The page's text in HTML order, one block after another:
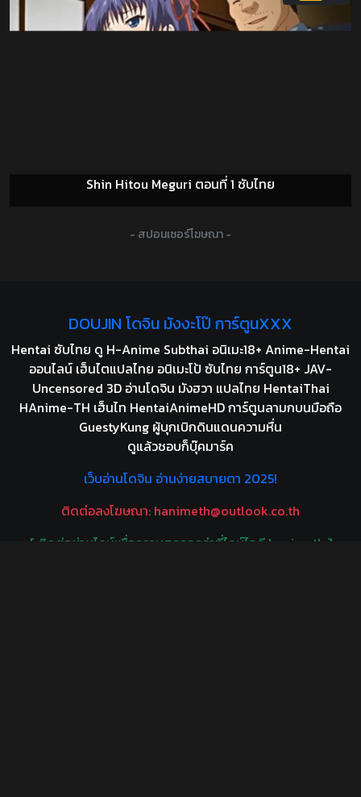
Shin Hitou Meguri ตอนที่ 1 ซับไทย
- สปอนเซอร์โฆษณา -
DOUJIN โดจิน มังงะโป๊ การ์ตูนXXX
Hentai ซับไทย ดู H-Anime Subthai อนิเมะ18+ Anime-Hentai
ออนไลน์ เฮ็นไตแปลไทย อนิเมะโป้ ซับไทย การ์ตูน18+ JAV-
Uncensored 3D อ่านโดจิน มังฮวา แปลไทย HentaiThai
HAnime-TH เฮ็นไท HentaiAnimeHD การ์ตูนลามกบนมือถือ
GuestyKung ผู้บุกเบิกดินแดนความหื่น
ดูแล้วชอบก็บุ๊คมาร์ค
เว็บอ่านโดจิน อ่านง่ายสบายตา 2025!
ติดต่อลงโฆษณา: hanimeth@outlook.co.th
[ ติดต่อผ่านไลน์เพื่อความสดวกกว่าที่ไลน์ไอดี hanimeth ]